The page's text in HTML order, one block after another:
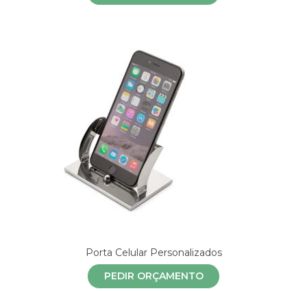
Porta Celular Personalizados
PEDIR ORÇAMENTO